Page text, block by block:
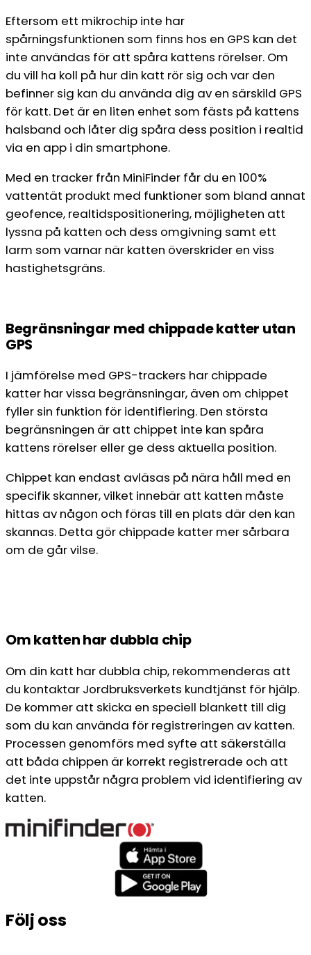
Eftersom ett mikrochip inte har
spårningsfunktionen som finns hos en GPS kan det
inte användas för att spåra kattens rörelser. Om
du vill ha koll på hur din katt rör sig och var den
befinner sig kan du använda dig av en särskild GPS
för katt. Det är en liten enhet som fästs på kattens
halsband och låter dig spåra dess position i realtid
via en app i din smartphone.
Med en tracker från MiniFinder får du en 100%
vattentät produkt med funktioner som bland annat
geofence, realtidspositionering, möjligheten att
lyssna på katten och dess omgivning samt ett
larm som varnar när katten överskrider en viss
hastighetsgräns.
Begränsningar med chippade katter utan
GPS
I jämförelse med GPS-trackers har chippade
katter har vissa begränsningar, även om chippet
fyller sin funktion för identifiering. Den största
begränsningen är att chippet inte kan spåra
kattens rörelser eller ge dess aktuella position.
Chippet kan endast avläsas på nära håll med en
specifik skanner, vilket innebär att katten måste
hittas av någon och föras till en plats där den kan
skannas. Detta gör chippade katter mer sårbara
om de går vilse.
Om katten har dubbla chip
Om din katt har dubbla chip, rekommenderas att
du kontaktar Jordbruksverkets kundtjänst för hjälp.
De kommer att skicka en speciell blankett till dig
som du kan använda för registreringen av katten.
Processen genomförs med syfte att säkerställa
att båda chippen är korrekt registrerade och att
det inte uppstår några problem vid identifiering av
katten.
Följ oss